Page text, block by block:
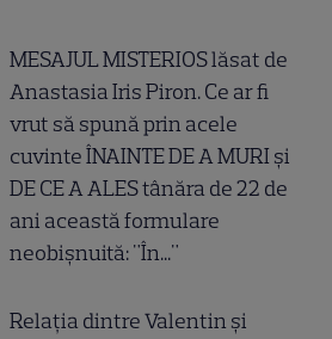
MESAJUL MISTERIOS lăsat de
Anastasia Iris Piron. Ce ar fi
vrut să spună prin acele
cuvinte ÎNAINTE DE A MURI și
DE CE A ALES tânăra de 22 de
ani această formulare
neobișnuită: "În..."
Relația dintre Valentin și